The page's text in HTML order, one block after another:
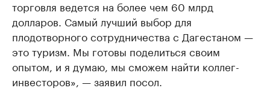
торговля ведется на более чем 60 млрд
долларов. Самый лучший выбор для
плодотворного сотрудничества с Дагестаном —
это туризм. Мы готовы поделиться своим
опытом, и я думаю, мы сможем найти коллег-
инвесторов», — заявил посол.